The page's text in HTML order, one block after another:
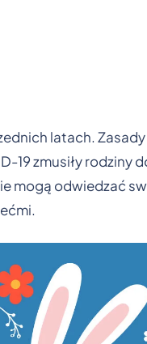
latach.
19 zmusiły rodziny
mogą odwiedzać